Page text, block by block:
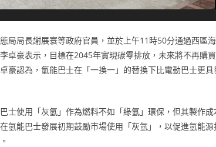
局局長謝展寰等政府官員，並於上午11時50分通過西區
卓豪表示，目標在2045年實現碳零排放，未來將不再購
豪認為，氫能巴士在「一換一」的替換下比電動巴士更具
士使用「灰氫」作為燃料不如「綠氫」環保，但其製作成
氫能巴士發展初期鼓勵市場使用「灰氫」，以促進氫能源